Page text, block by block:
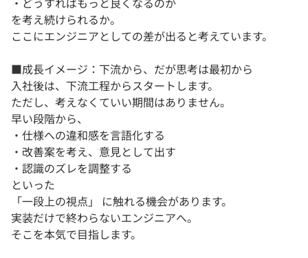
を考え続けられるか。
ここにエンジニアとしての差が出ると考えています。
■成長イメージ：下流から、だが思考は最初から
入社後は、下流工程からスタートします。
ただし、考えなくていい期間はありません。
早い段階から、
・仕様への違和感を言語化する
・改善案を考え、意見として出す
・認識のズレを調整する
といった
「一段上の視点」 に触れる機会があります。
実装だけで終わらないエンジニアへ。
そこを本気で目指します。